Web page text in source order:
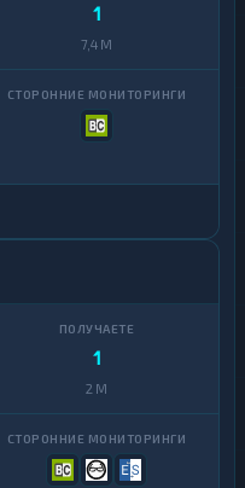
1
7,4 M
1
2 M